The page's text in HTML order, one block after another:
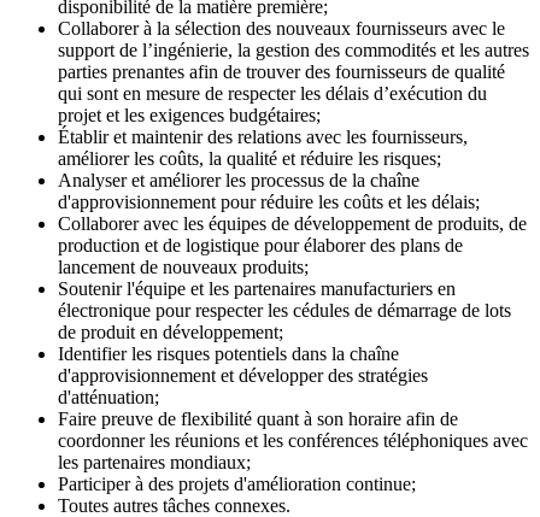
disponibilité de la matière première;
Collaborer à la sélection des nouveaux fournisseurs avec le
support de l’ingénierie, la gestion des commodités et les autres
parties prenantes afin de trouver des fournisseurs de qualité
qui sont en mesure de respecter les délais d’exécution du
projet et les exigences budgétaires;
Établir et maintenir des relations avec les fournisseurs,
améliorer les coûts, la qualité et réduire les risques;
Analyser et améliorer les processus de la chaîne
d'approvisionnement pour réduire les coûts et les délais;
Collaborer avec les équipes de développement de produits, de
production et de logistique pour élaborer des plans de
lancement de nouveaux produits;
Soutenir l'équipe et les partenaires manufacturiers en
électronique pour respecter les cédules de démarrage de lots
de produit en développement;
Identifier les risques potentiels dans la chaîne
d'approvisionnement et développer des stratégies
d'atténuation;
Faire preuve de flexibilité quant à son horaire afin de
coordonner les réunions et les conférences téléphoniques avec
les partenaires mondiaux;
Participer à des projets d'amélioration continue;
Toutes autres tâches connexes.